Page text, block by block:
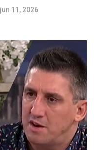
jun 11, 2026